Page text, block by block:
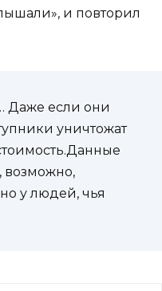
и повторил
Даже если они
уничтожат
возможно,
у людей, чья